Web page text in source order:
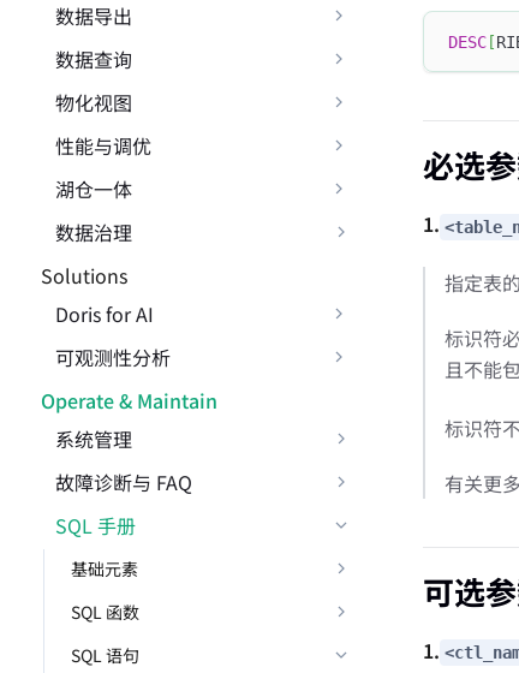
数据导出
数据查询
物化视图
性能与调优
湖仓一体
数据治理
Solutions
Doris for AI
可观测性分析
Operate & Maintain
系统管理
故障诊断与 FAQ
SQL 手册
基础元素
SQL 函数
SQL 语句
DESC [
必选
1.
指定表
标识符
且不能
标识符
有关更
可选
1.